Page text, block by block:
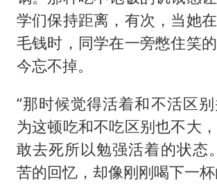
学们保持距离，有次，当她
毛钱时，同学在一旁憋住笑
今忘不掉。
“那时候觉得活着和不活区
为这顿吃和不吃区别也不大
敢去死所以勉强活着的状态
苦的回忆，却像刚刚喝下一杯